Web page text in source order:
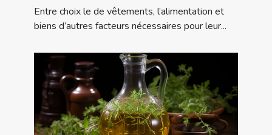
Entre choix le de vêtements, l’alimentation et
biens d’autres facteurs nécessaires pour leur...